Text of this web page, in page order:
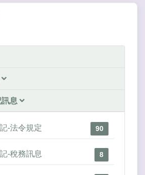
息
-法令規定 90
-稅務訊息 8